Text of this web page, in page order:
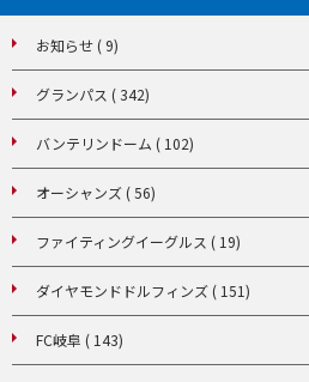
お知らせ ( 9)
グランパス ( 342)
バンテリンドーム ( 102)
オーシャンズ ( 56)
ファイティングイーグルス ( 19)
ダイヤモンドドルフィンズ ( 151)
FC岐阜 ( 143)